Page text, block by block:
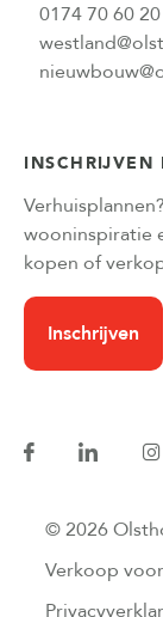
0174 70 60 20
INSCHRIJVEN
wooninspiratie
kopen of
Inschrijven
© 2026
Verkoop